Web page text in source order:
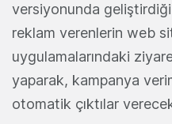
versiyonunda geliştirdiği
reklam verenlerin web
uygulamalarındaki
yaparak, kampanya
otomatik çıktılar